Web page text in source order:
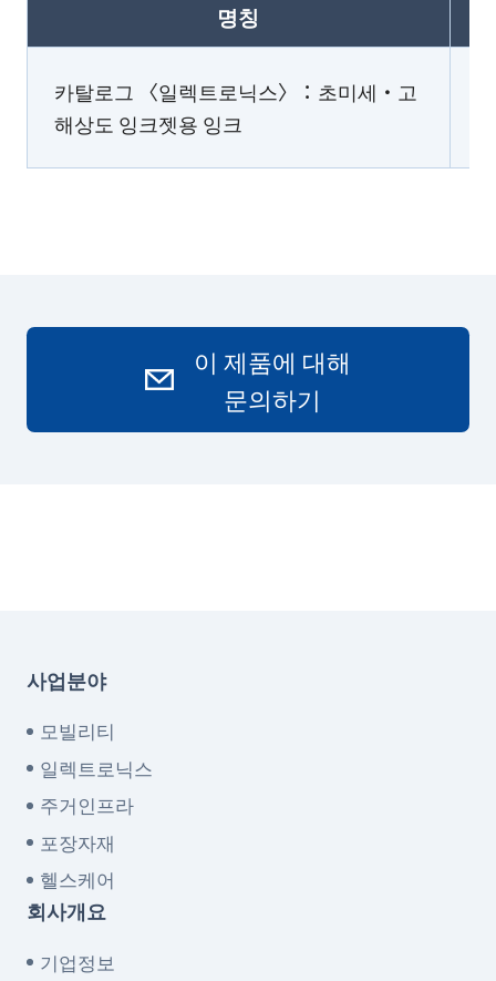
명칭
카탈로그 〈일렉트로닉스〉：초미세・고
해상도 잉크젯용 잉크
이 제품에 대해
문의하기
사업분야
모빌리티
일렉트로닉스
주거인프라
포장자재
헬스케어
회사개요
기업정보